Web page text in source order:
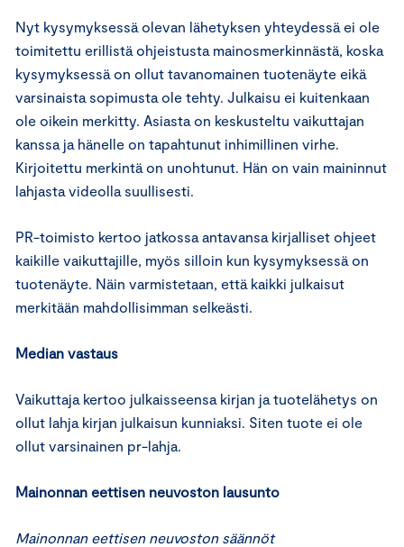
Nyt kysymyksessä olevan lähetyksen yhteydessä ei ole
toimitettu erillistä ohjeistusta mainosmerkinnästä, koska
kysymyksessä on ollut tavanomainen tuotenäyte eikä
varsinaista sopimusta ole tehty. Julkaisu ei kuitenkaan
ole oikein merkitty. Asiasta on keskusteltu vaikuttajan
kanssa ja hänelle on tapahtunut inhimillinen virhe.
Kirjoitettu merkintä on unohtunut. Hän on vain maininnut
lahjasta videolla suullisesti.
PR-toimisto kertoo jatkossa antavansa kirjalliset ohjeet
kaikille vaikuttajille, myös silloin kun kysymyksessä on
tuotenäyte. Näin varmistetaan, että kaikki julkaisut
merkitään mahdollisimman selkeästi.
Median vastaus
Vaikuttaja kertoo julkaisseensa kirjan ja tuotelähetys on
ollut lahja kirjan julkaisun kunniaksi. Siten tuote ei ole
ollut varsinainen pr-lahja.
Mainonnan eettisen neuvoston lausunto
Mainonnan eettisen neuvoston säännöt